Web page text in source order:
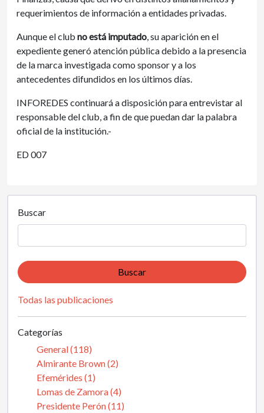
requerimientos de información a entidades privadas.
Aunque el club no está imputado, su aparición en el
expediente generó atención pública debido a la presencia
de la marca investigada como sponsor y a los
antecedentes difundidos en los últimos días.
INFOREDES continuará a disposición para entrevistar al
responsable del club, a fin de que puedan dar la palabra
oficial de la institución.-
ED 007
Buscar
Buscar
Todas las publicaciones
Categorías
General (118)
Almirante Brown (2)
Efemérides (1)
Lomas de Zamora (4)
Presidente Perón (11)